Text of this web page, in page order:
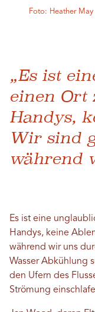
Foto: Heather May
„Es ist
einen Ort
Handys,
Wir sind
während
Es ist eine
Handys, keine
während wir uns
Wasser Abkühlung
den Ufern des
Strömung